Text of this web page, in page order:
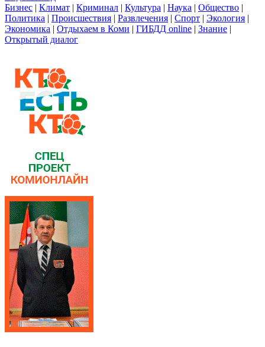
Бизнес | Климат | Криминал | Культура | Наука | Общество |
Политика | Происшествия | Развлечения | Спорт | Экология |
Экономика | Отдыхаем в Коми | ГИБДД online | Знание |
Открытый диалог